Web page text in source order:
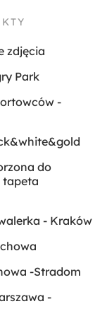
zdjęcia
Park
-
do
tapeta
- Kraków
-Stradom
-